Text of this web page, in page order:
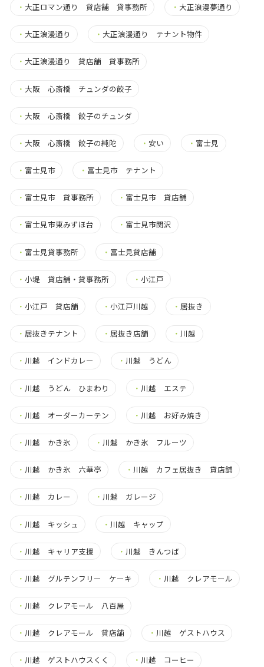
・ 大正ロマン通り 貸店舗 貸事務所 ・ 大正浪漫夢通り
・ 大正浪漫通り ・ 大正浪漫通り テナント物件
・ 大正浪漫通り 貸店舗 貸事務所
・ 大阪 心斎橋 チュンダの餃子
・ 大阪 心斎橋 餃子のチュンダ
・ 大阪 心斎橋 餃子の純陀 ・安い ・ 富士見
・ 富士見市 ・ 富士見市 テナント
・ 富士見市 貸事務所 ・ 富士見市 貸店舗
・ 富士見市東みずほ台 ・ 富士見市関沢
・ 富士見貸事務所 ・ 富士見貸店舗
・ 小堤 貸店舗・貸事務所 ・小江戸
・ 小江戸 貸店舗 ・小江戸川越 ・居抜き
・ 居抜きテナント ・居抜き店舗 ・ 川越
・ 川越 インドカレー ・ 川越 うどん
・ 川越 うどん ひまわり ・ 川越 エステ
・ 川越 オーダーカーテン ・ 川越 お好み焼き
・ 川越 かき氷 ・ 川越 かき氷 フルーツ
・ 川越 かき氷 六華亭 ・ 川越 カフェ居抜き 貸店舗
・ 川越 カレー ・ 川越 ガレージ
・ 川越 キッシュ ・ 川越 キャップ
・ 川越 キャリア支援 ・ 川越 きんつば
・ 川越 グルテンフリー ケーキ ・ 川越 クレアモール
・ 川越 クレアモール 八百屋
・ 川越 クレアモール 貸店舗 ・ 川越 ゲストハウス
・ 川越 ゲストハウスくく ・ 川越 コーヒー